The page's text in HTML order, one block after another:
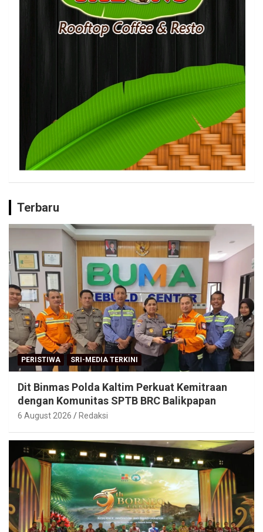
Terbaru
PERISTIWA SRI-MEDIA TERKINI
Dit Binmas Polda Kaltim Perkuat Kemitraan
dengan Komunitas SPTB BRC Balikpapan
6 August 2026 Redaksi